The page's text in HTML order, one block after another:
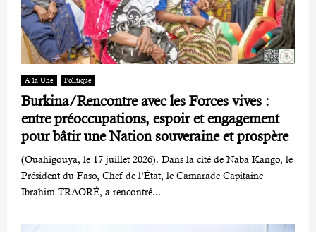
A la Une Politique
Burkina/Rencontre avec les Forces vives :
entre préoccupations, espoir et engagement
pour bâtir une Nation souveraine et prospère
(Ouahigouya, le 17 juillet 2026). Dans la cité de Naba Kango, le
Président du Faso, Chef de l’État, le Camarade Capitaine
Ibrahim TRAORÉ, a rencontré...